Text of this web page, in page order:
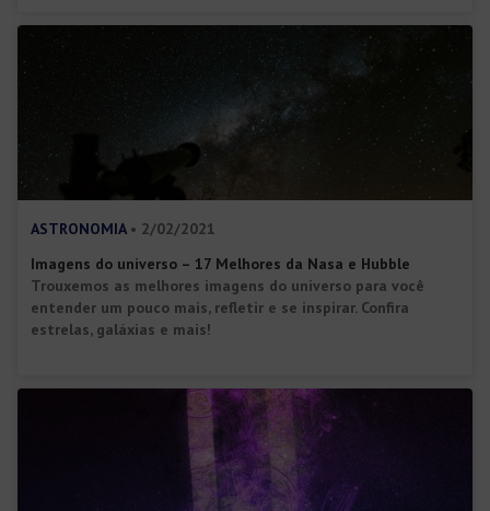
Confira porque os […]
ASTRONOMIA • 2/02/2021
Imagens do universo – 17 Melhores da Nasa e Hubble
Trouxemos as melhores imagens do universo para você
entender um pouco mais, refletir e se inspirar. Confira
estrelas, galáxias e mais!